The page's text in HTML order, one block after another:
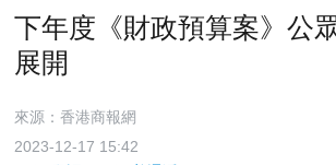
下年度《財政預算案》公
展開
來源：香港商報網
2023-12-17 15:42